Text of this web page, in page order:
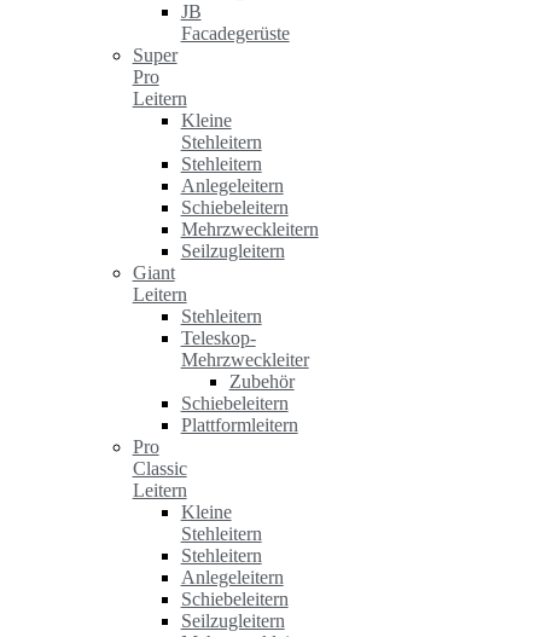
JB
Facadegerüste
Super
Pro
Leitern
Kleine
Stehleitern
Stehleitern
Anlegeleitern
Schiebeleitern
Mehrzweckleitern
Seilzugleitern
Giant
Leitern
Stehleitern
Teleskop-
Mehrzweckleiter
Zubehör
Schiebeleitern
Plattformleitern
Pro
Classic
Leitern
Kleine
Stehleitern
Stehleitern
Anlegeleitern
Schiebeleitern
Seilzugleitern